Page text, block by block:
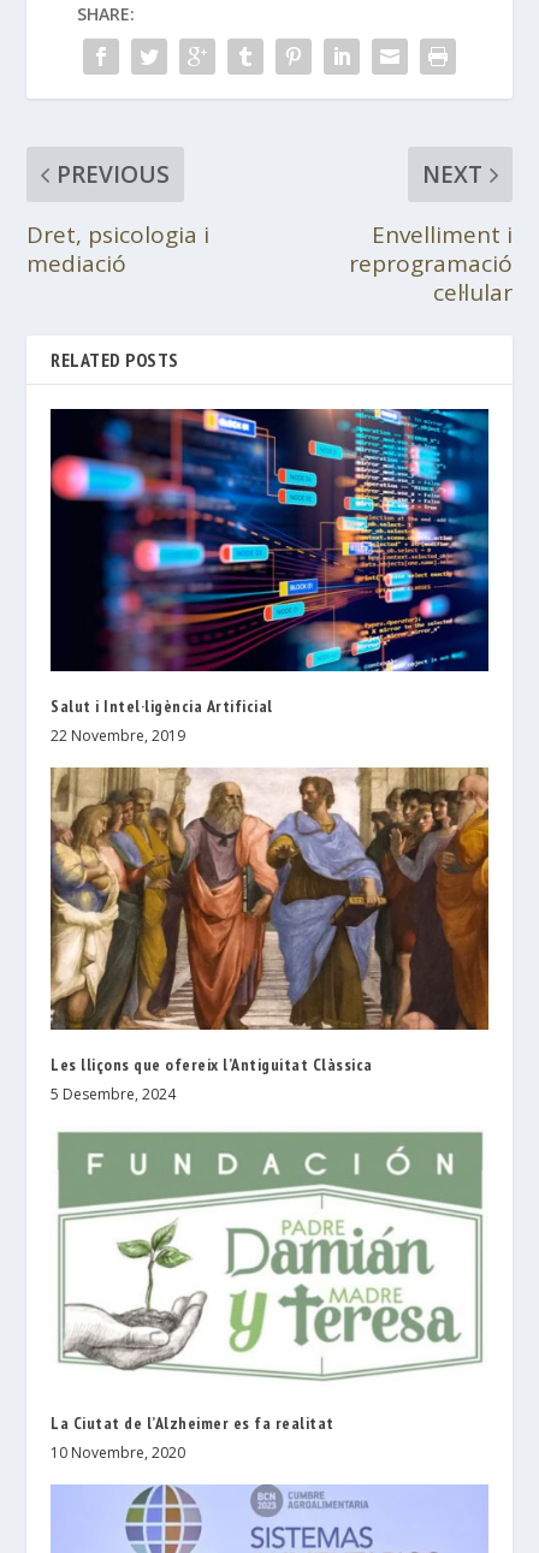
SHARE:
PREVIOUS
Dret, psicologia i
mediació
NEXT
Envelliment i
reprogramació
cel·lular
RELATED POSTS
Salut i Intel·ligència Artificial
22 Novembre, 2019
Les lliçons que ofereix l’Antiguitat Clàssica
5 Desembre, 2024
La Ciutat de l’Alzheimer es fa realitat
10 Novembre, 2020